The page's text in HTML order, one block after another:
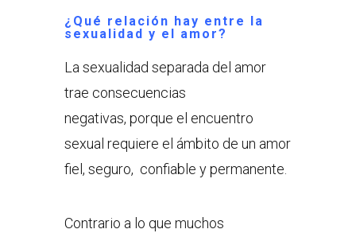
¿Qué relación hay entre la
sexualidad y el amor?
La sexualidad separada del amor
trae consecuencias
negativas, porque el encuentro
sexual requiere el ámbito de un amor
fiel, seguro, confiable y permanente.
Contrario a lo que muchos